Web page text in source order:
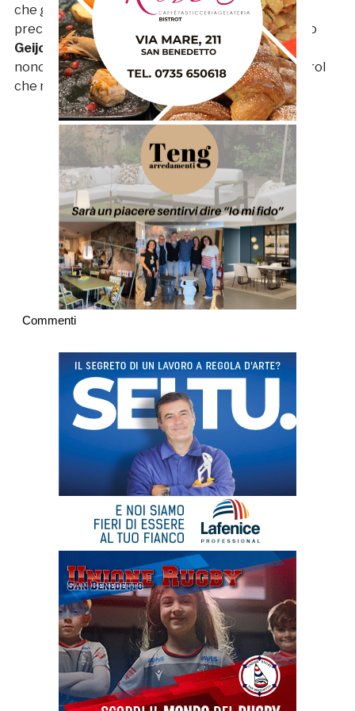
che già lo aveva sfiorato in alcune occasioni in
precedenza. A cinque dal termine del primo tempo
Geijo
raddoppia. Ripresa appannaggio dei veneti
nonostante qualche sortita, sfortunata, del SudTirol
che resta fermo a 11 punti.
Commenti